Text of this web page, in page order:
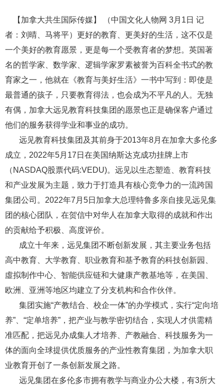
【加拿大共生国际传媒】 （中国文化人物网 3月1日 记
者：刘晴、马将平）更好的教育、更美好的生活，这不仅是
一个美好的教育愿景，更是每一个受教育者的梦想。英国著
名的哲学家、数学家、逻辑学家罗素被誉为百科全书式的教
育家之一，他就在《教育与美好生活》一书中写到：即使是
最普通的孩子，只要教育得法，也会成为不平凡的人。无独
有偶，加拿大远见教育科技集团的愿景也正是确保客户通过
他们的服务获得学业和事业的成功。
远见教育科技集团及其前身于2013年8月在加拿大多伦多
成立，2022年5月17日在美国纳斯达克成功挂牌上市
（NASDAQ股票代码:VEDU)。远见以生态塑造、教育科技
和产业发展为主题，致力于打造具有核心竞争力的一流跨国
集团公司。2022年7月5日加拿大总理特鲁多亲自接见远见集
团的核心团队，在贺信中对华人在加拿大取得的成就和作出
的贡献给予积极、高度评价。
成立十年来，远见集团不断创新发展，其主要业务包括
高中教育、大学教育、职业教育和基予教育的科技创新园、
虛拟制作中心、智能供应链和大健康产教基地等，在美国、
欧洲、亚洲等地区均建立了分支机构和合作伙伴。
集团实施“产教结合、校企一体”的办学模式，实行“定向培
养”、“定单培养”，把产业与教学密切结合，实现人才供需精
准匹配，把远见办成集人才培养、产教融合、科技服务为一
体的面向全球提供优质服务的产业性教育集团，为加拿大职
业教育开创了一条创新发展之路。
远见集团在多伦多市拥有教学与商业办公大楼，有3所大